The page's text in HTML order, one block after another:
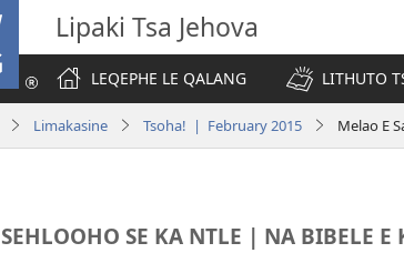
Lipaki Tsa Jehova
LEQEPHE LE QALANG
LITHUTO
Limakasine Tsoha! | February 2015 Melao E
SEHLOOHO SE KA NTLE | NA BIBELE E